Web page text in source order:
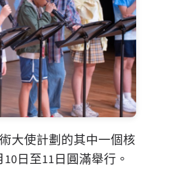
大使計劃的其中一個核
日至11日圓滿舉行。